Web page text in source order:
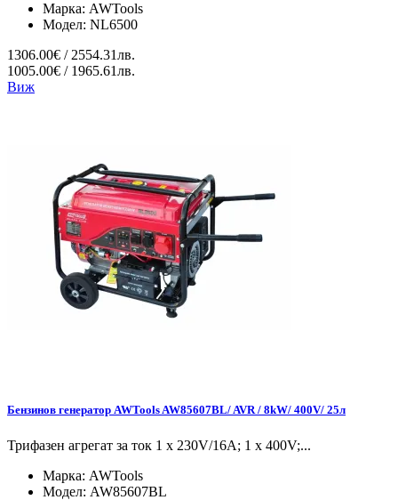
Марка: AWTools
Модел: NL6500
1306.00€ / 2554.31лв.
1005.00€ / 1965.61лв.
Виж
Бензинов генератор AWTools AW85607BL/ AVR / 8kW/ 400V/ 25л
Трифазен агрегат за ток 1 x 230V/16A; 1 x 400V;...
Марка: AWTools
Модел: AW85607BL